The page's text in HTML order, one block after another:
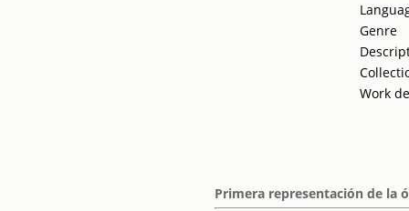
Genre
Work
Primera representación de la